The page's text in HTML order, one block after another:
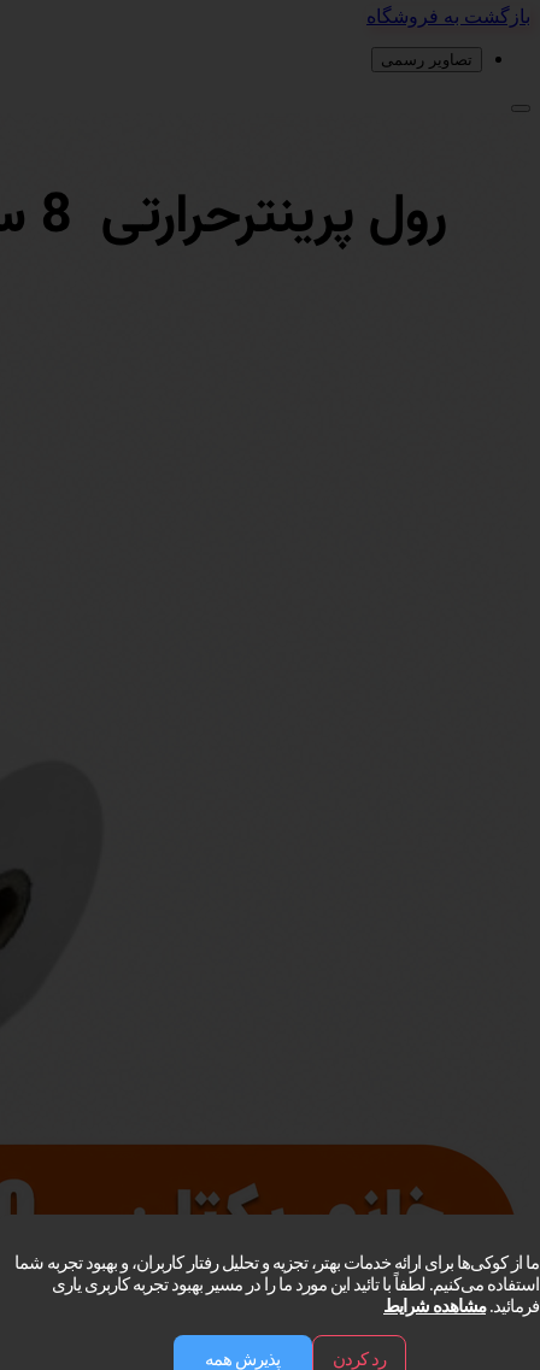
ما از کوکی‌ها برای ارائه خدمات بهتر، تجزیه و تحلیل رفتار کاربران، و بهبود تجربه شما
استفاده می‌کنیم. لطفاً با تائید این مورد ما را در مسیر بهبود تجربه کاربری یاری
فرمائید.مشاهده شرایط
رد کردن پذیرش همه
بازگشت به فروشگاه
تصاویر رسمی